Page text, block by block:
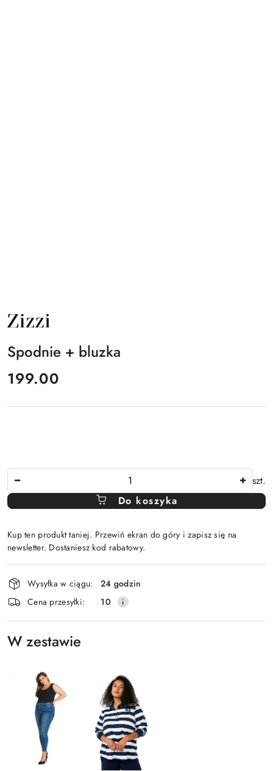
NAZWA
PRODUCENTA:
Spodnie + bluzka
cena:
199.00
szt.
Do koszyka
Kup ten produkt taniej. Przewiń ekran do góry i zapisz się na
newsletter. Dostaniesz kod rabatowy.
Dostępność
i
dostawa
Wysyłka w ciągu:
24 godzin
Cena przesyłki:
10
W zestawie